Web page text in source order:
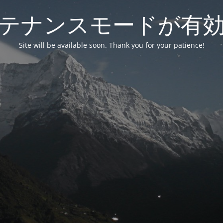
ナンスモードが有
Site will be available soon. Thank you for your patience!